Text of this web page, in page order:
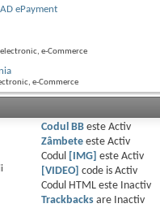
ePayment
e-Commerce
e-Commerce
Codul BBeste Activ
Zâmbeteeste Activ
Codul
[IMG] este Activ
[VIDEO] code is Activ
Codul HTML este
Inactiv
Trackbacksare
Inactiv